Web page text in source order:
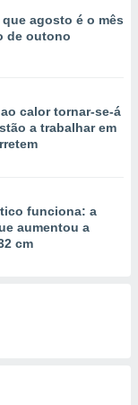
agosto é o mês
de outono
calor tornar-se-á
a trabalhar em
funciona: a
aumentou a
cm